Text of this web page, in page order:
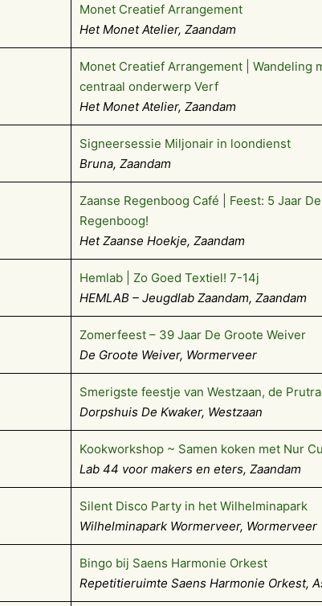
Monet Creatief Arrangement
Het Monet Atelier, Zaandam
Monet Creatief Arrangement | Wandeling
centraal onderwerp Verf
Het Monet Atelier, Zaandam
Signeersessie Miljonair in loondienst
Bruna, Zaandam
Zaanse Regenboog Café | Feest: 5 Jaar
Regenboog!
Het Zaanse Hoekje, Zaandam
Hemlab | Zo Goed Textiel! 7-14j
HEMLAB – Jeugdlab Zaandam, Zaandam
Zomerfeest – 39 Jaar De Groote Weiver
De Groote Weiver, Wormerveer
Smerigste feestje van Westzaan, de
Dorpshuis De Kwaker, Westzaan
Kookworkshop ~ Samen koken met Nur
Lab 44 voor makers en eters, Zaandam
Silent Disco Party in het Wilhelminapark
Wilhelminapark Wormerveer, Wormerveer
Bingo bij Saens Harmonie Orkest
Repetitieruimte Saens Harmonie Orkest,